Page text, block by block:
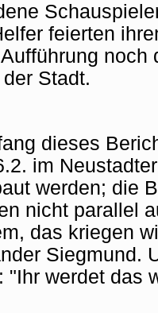
feierten
Stadt.
dieses
im
werden; die
nicht parallel
das kriegen
Siegmund.
"Ihr werdet das